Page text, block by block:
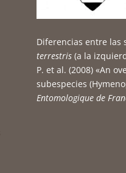
Diferencias entre las
terrestris (a la
P. et al. (2008) «An
subespecies
Entomologique de